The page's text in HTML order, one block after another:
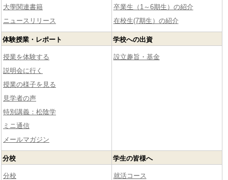
大學関連書籍
ニュースリリース
卒業生（1～6期生）の紹介
在校生(7期生）の紹介
体験授業・レポート
授業を体験する
説明会に行く
授業の様子を見る
見学者の声
特別講義：松陰学
ミニ通信
メールマガジン
学校への出資
設立趣旨・基金
分校
分校
学生の皆様へ
就活コース